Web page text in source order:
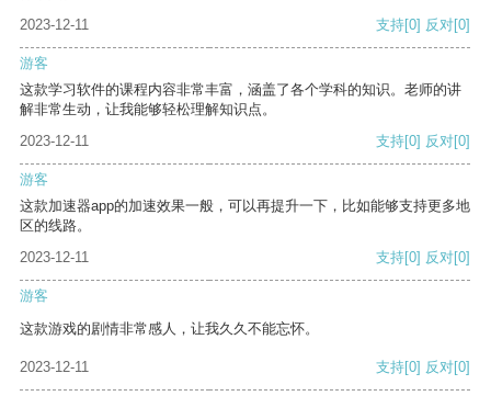
2023-12-11
支持[0] 反对[0]
游客
这款学习软件的课程内容非常丰富，涵盖了各个学科的知识。老师的讲
解非常生动，让我能够轻松理解知识点。
2023-12-11
支持[0] 反对[0]
游客
这款加速器app的加速效果一般，可以再提升一下，比如能够支持更多地
区的线路。
2023-12-11
支持[0] 反对[0]
游客
这款游戏的剧情非常感人，让我久久不能忘怀。
2023-12-11 支持[0] 反对[0]